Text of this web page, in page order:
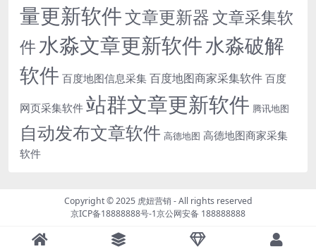
量更新软件文章更新器文章采集软
件水淼文章更新软件水淼破解
软件 百度地图信息采集 百度地图商家采集软件 百度
网页采集软件 站群文章更新软件 腾讯地图
自动发布文章软件 高德地图 高德地图商家采集
软件
Copyright © 2025 虎妞营销- All rights reserved
京ICP备18888888号-1京公网安备 188888888